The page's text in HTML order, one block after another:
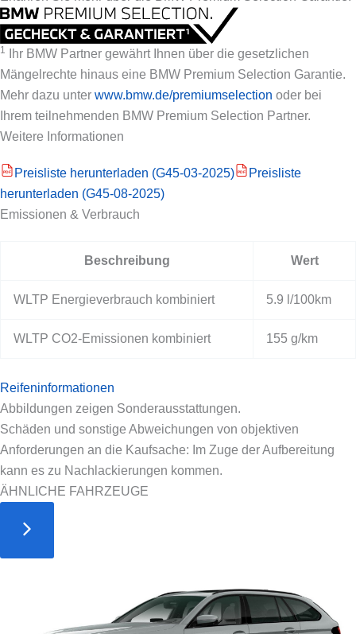
1
Ihr BMW Partner gewährt Ihnen über die gesetzlichen
Mängelrechte hinaus eine BMW Premium Selection Garantie.
Mehr dazu unter www.bmw.de/premiumselection oder bei
Ihrem teilnehmenden BMW Premium Selection Partner.
Weitere Informationen
PDF Preisliste herunterladen (G45-03-2025) PDF
Preisliste
herunterladen (G45-08-2025)
Emissionen & Verbrauch
Beschreibung Wert
WLTP Energieverbrauch kombiniert 5.9 l/100km
WLTP CO2-Emissionen kombiniert 155 g/km
Reifeninformationen
Abbildungen zeigen Sonderausstattungen.
Schäden und sonstige Abweichungen von objektiven
Anforderungen an die Kaufsache: Im Zuge der Aufbereitung
kann es zu Nachlackierungen kommen.
ÄHNLICHE FAHRZEUGE